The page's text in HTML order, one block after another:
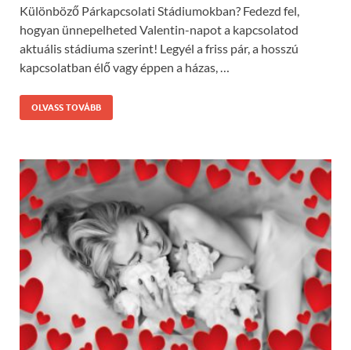
Különböző Párkapcsolati Stádiumokban? Fedezd fel,
hogyan ünnepelheted Valentin-napot a kapcsolatod
aktuális stádiuma szerint! Legyél a friss pár, a hosszú
kapcsolatban élő vagy éppen a házas, …
OLVASS TOVÁBB